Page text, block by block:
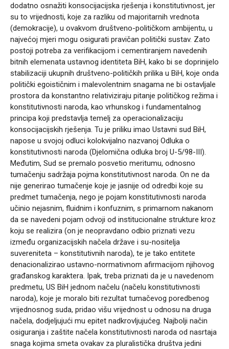
dodatno osnažiti konsocijacijska rješenja i konstitutivnost, jer
su to vrijednosti, koje za razliku od majoritarnih vrednota
(demokracije), u ovakvom društveno-političkom ambijentu, u
najvećoj mjeri mogu osigurati pravičan politički sustav. Zato
postoji potreba za verifikacijom i cementiranjem navedenih
bitnih elemenata ustavnog identiteta BiH, kako bi se doprinijelo
stabilizaciji ukupnih društveno-političkih prilika u BiH, koje onda
politički egoističnim i malevolentnim snagama ne bi ostavljale
prostora da konstantno relativiziraju pitanje političkog režima i
konstitutivnosti naroda, kao vrhunskog i fundamentalnog
principa koji predstavlja temelj za operacionalizaciju
konsocijacijskih rješenja. Tu je priliku imao Ustavni sud BiH,
napose u svojoj odluci kolokvijalno nazvanoj Odluka o
konstitutivnosti naroda (Djelomična odluka broj U-5/98-III).
Međutim, Sud se premalo posvetio meritumu, odnosno
tumačenju sadržaja pojma konstitutivnost naroda. On ne da
nije generirao tumačenje koje je jasnije od odredbi koje su
predmet tumačenja, nego je pojam konstitutivnosti naroda
učinio nejasnim, fluidnim i konfuznim, s primarnom nakanom
da se navedeni pojam odvoji od institucionalne strukture kroz
koju se realizira (on je neopravdano odbio priznati vezu
između organizacijskih načela države i su-nositelja
suvereniteta – konstitutivnih naroda), te je tako entitete
denacionalizirao ustavno-normativnom afirmacijom njihovog
građanskog karaktera. Ipak, treba priznati da je u navedenom
predmetu, US BiH jednom načelu (načelu konstitutivnosti
naroda), koje je moralo biti rezultat tumačevog poredbenog
vrijednosnog suda, pridao višu vrijednost u odnosu na druga
načela, dodjeljujući mu epitet nadkrovljujućeg. Najbolji način
osiguranja i zaštite načela konstitutivnosti naroda od nasrtaja
snaga kojima smeta ovakav za pluralistička društva jedini